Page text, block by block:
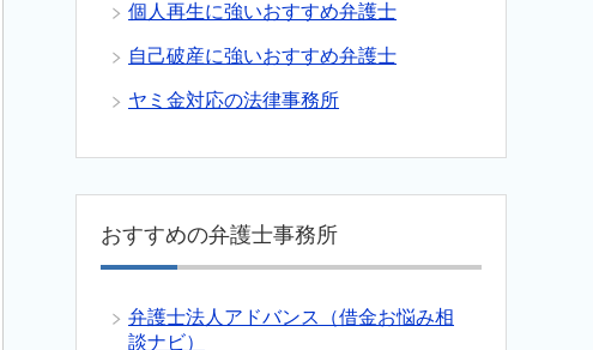
個人再生に強いおすすめ弁護士
自己破産に強いおすすめ弁護士
ヤミ金対応の法律事務所
おすすめの弁護士事務所
弁護士法人アドバンス（借金お悩み相
談ナビ）